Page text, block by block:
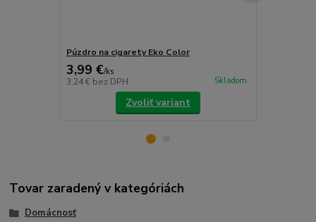
Púzdro na cigarety Eko Color
3,99 €/ks
3,24 € bez DPH Skladom
Zvoliť variant
Tovar zaradený v kategóriách
Domácnosť